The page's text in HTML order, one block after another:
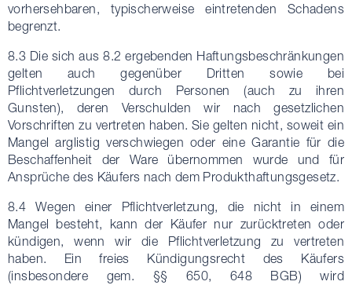
vorhersehbaren, typischerweise eintretenden Schadens
begrenzt.
8.3 Die sich aus 8.2 ergebenden Haftungsbeschränkungen
gelten auch gegenüber Dritten sowie bei
Pflichtverletzungen durch Personen (auch zu ihren
Gunsten), deren Verschulden wir nach gesetzlichen
Vorschriften zu vertreten haben. Sie gelten nicht, soweit ein
Mangel arglistig verschwiegen oder eine Garantie für die
Beschaffenheit der Ware übernommen wurde und für
Ansprüche des Käufers nach dem Produkthaftungsgesetz.
8.4 Wegen einer Pflichtverletzung, die nicht in einem
Mangel besteht, kann der Käufer nur zurücktreten oder
kündigen, wenn wir die Pflichtverletzung zu vertreten
haben. Ein freies Kündigungsrecht des Käufers
(insbesondere gem. §§ 650, 648 BGB) wird